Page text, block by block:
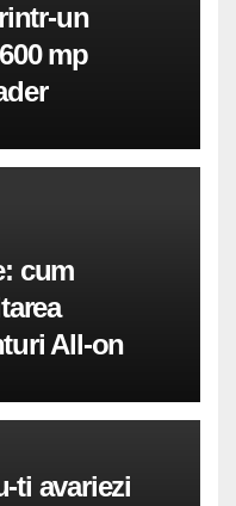
un
mp
cum
All-on
ti avariezi